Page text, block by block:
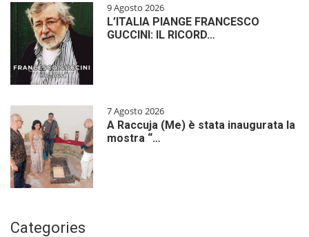
9 Agosto 2026
L’ITALIA PIANGE FRANCESCO
GUCCINI: IL RICORD…
7 Agosto 2026
A Raccuja (Me) è stata inaugurata la
mostra “…
Categories